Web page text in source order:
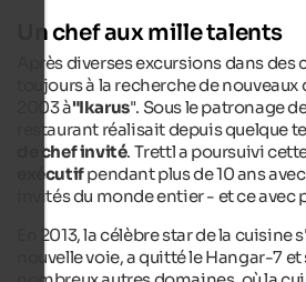
Un chef aux mille talents
Après diverses excursions dans
toujours à la recherche de
2003 à"Ikarus". Sous le patronage
restaurant réalisait depuis quelque
de chef invité. Trettl a poursuivi
exécutifpendant plus de 10 ans
invités du monde entier - et ce avec
En 2013, la célèbre star de la
nouvelle voie, a quitté le Hangar-7